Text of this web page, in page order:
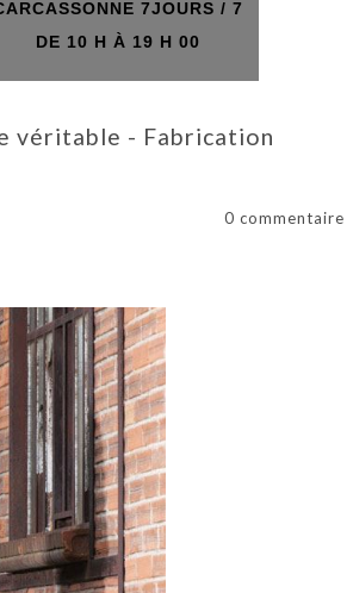
7JOURS / 7
DE 10 H À 19 H 00
véritable - Fabrication
0 commentaire